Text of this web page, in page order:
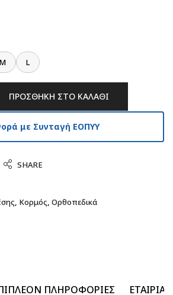
M L
ΠΡΟΣΘΉΚΗ ΣΤΟ ΚΑΛΆΘΙ
με Συνταγή ΕΟΠΥΥ
SHARE
Κορμός Ορθοπεδικά
ΠΛΗΡΟΦΟΡΊΕΣ ΕΤΑΙΡΊΑ